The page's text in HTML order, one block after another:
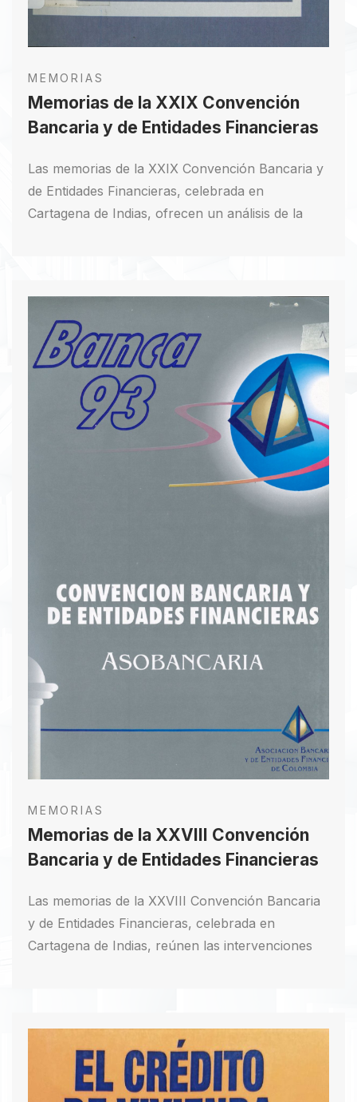
MEMORIAS
Memorias de la XXIX Convención
Bancaria y de Entidades Financieras
Las memorias de la XXIX Convención Bancaria y
de Entidades Financieras, celebrada en
Cartagena de Indias, ofrecen un análisis de la
contribuyeron a este documento, vital para
entender el sector financiero nacional e
internacional. Incluye discursos del presidente
César Gaviria Trujillo, del Ministro de Hacienda
Rudolf Hommes y del Superintendente Bancario,
entre otros. Se abordan temas como la
administración del riesgo, la regulación financiera
y la experiencia de fondos privados de pensiones
en España y la Comunidad Europea. Estas
memorias son esenciales para quienes siguen de
MEMORIAS
Memorias de la XXVIII Convención
Bancaria y de Entidades Financieras
Las memorias de la XXVIII Convención Bancaria
y de Entidades Financieras, celebrada en
Cartagena de Indias, reúnen las intervenciones
expertos nacionales e internacionales,
abordando temas como el desarrollo de la banca
en México y las reformas económicas en Europa